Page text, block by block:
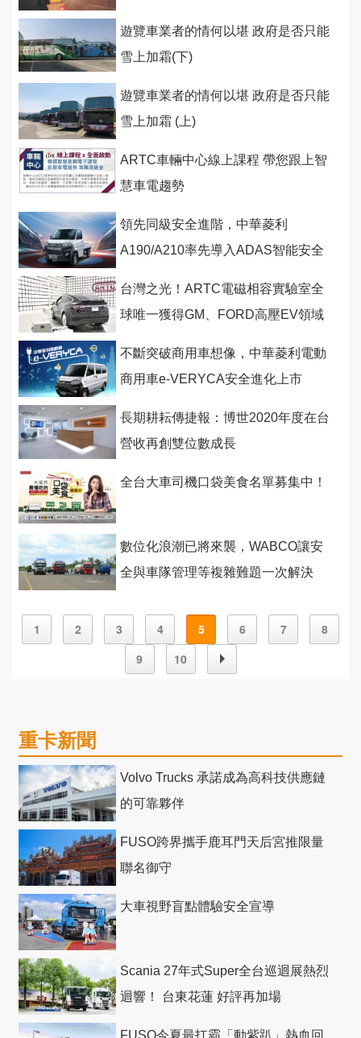
遊覽車業者的情何以堪 政府是否只能
雪上加霜(下)
遊覽車業者的情何以堪 政府是否只能
雪上加霜 (上)
ARTC車輛中心線上課程 帶您跟上智
慧車電趨勢
領先同級安全進階，中華菱利
A190/A210率先導入ADAS智能安全
台灣之光！ARTC電磁相容實驗室全
球唯一獲得GM、FORD高壓EV領域
不斷突破商用車想像，中華菱利電動
商用車e-VERYCA安全進化上市
長期耕耘傳捷報：博世2020年度在台
營收再創雙位數成長
全台大車司機口袋美食名單募集中！
數位化浪潮已將來襲，WABCO讓安
全與車隊管理等複雜難題一次解決
1 2 3 4 5 6 7
8
9
10
重卡新聞
Volvo Trucks 承諾成為高科技供應鏈
的可靠夥伴
FUSO跨界攜手鹿耳門天后宮推限量
聯名御守
大車視野盲點體驗安全宣導
Scania 27年式Super全台巡迴展熱烈
迴響！ 台東花蓮 好評再加場
FUSO今夏最扛霸「動紫趴」熱血回